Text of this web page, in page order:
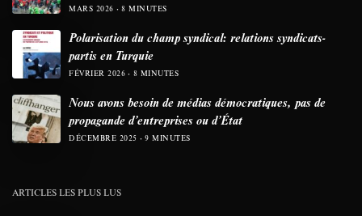
MARS 2026 8 MINUTES
Polarisation du champ syndical: relations syndicats-
partis en Turquie
FÉVRIER 2026 8 MINUTES
Nous avons besoin de médias démocratiques, pas de
propagande d’entreprises ou d’État
DÉCEMBRE 2025 9 MINUTES
ARTICLES LES PLUS LUS